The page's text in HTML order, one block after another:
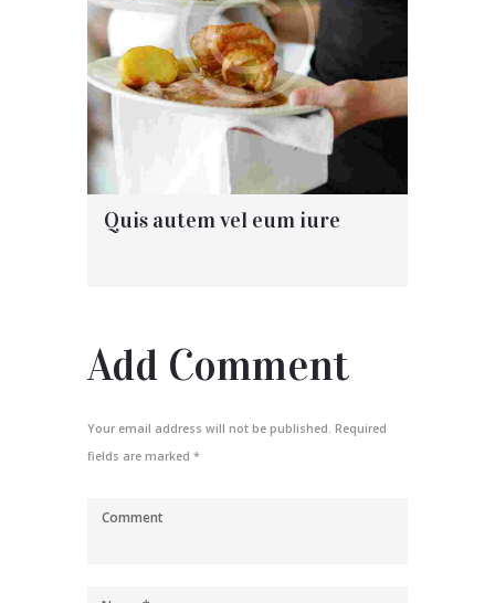
Quis autem vel eum iure
Add Comment
Your email address will not be published. Required
fields are marked *